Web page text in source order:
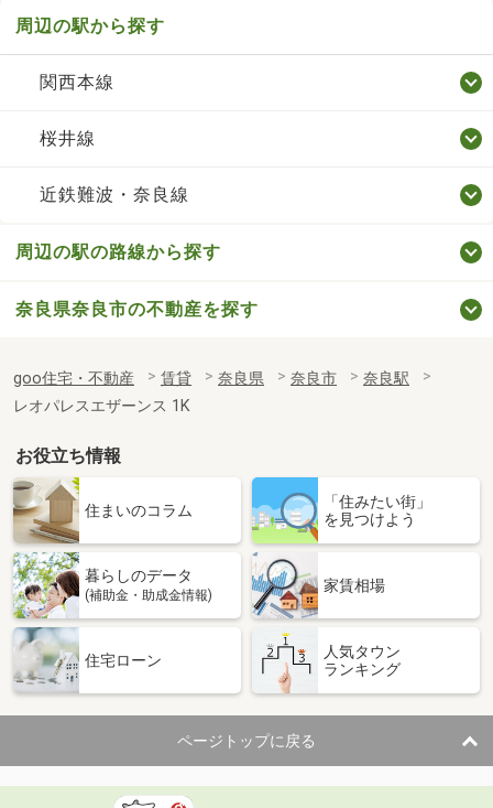
周辺の駅から探す
関西本線
桜井線
近鉄難波・奈良線
周辺の駅の路線から探す
奈良県奈良市の不動産を探す
goo住宅・不動産 賃貸 奈良県 奈良市
奈良駅
レオパレスエザーンス 1K
お役立ち情報
住まいのコラム
「住みたい街」
を見つけよう
暮らしのデータ
(補助金・助成金情報)
家賃相場
住宅ローン
人気タウン
ランキング
ページトップに戻る